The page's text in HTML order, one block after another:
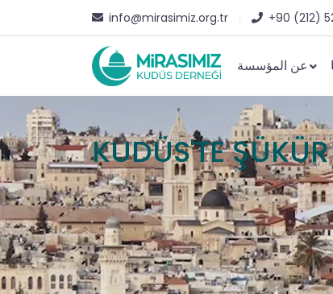
info@mirasimiz.org.tr +90 (212)
عن المؤسسة
KUDÜS'TE